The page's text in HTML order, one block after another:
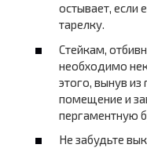
остывает, если
тарелку.
Стейкам,
необходимо
этого, вынув из
помещение и
пергаментную
Не забудьте